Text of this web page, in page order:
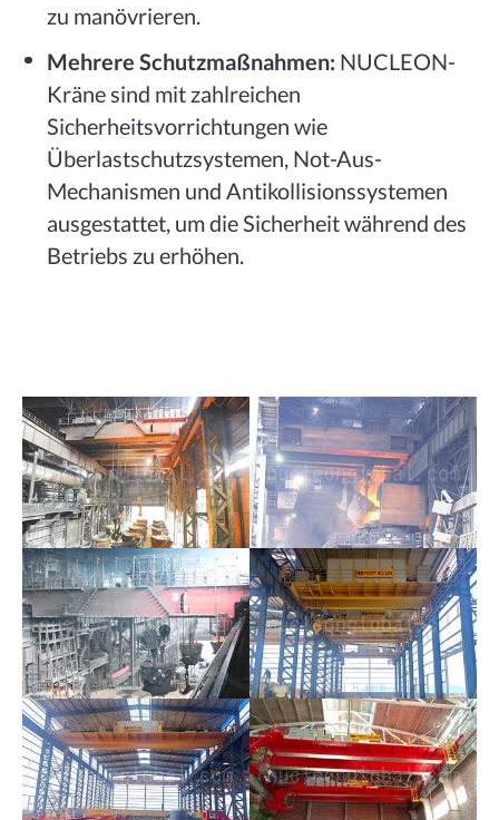
zu manövrieren.
Mehrere Schutzmaßnahmen: NUCLEON-
Kräne sind mit zahlreichen
Sicherheitsvorrichtungen wie
Überlastschutzsystemen, Not-Aus-
Mechanismen und Antikollisionssystemen
ausgestattet, um die Sicherheit während des
Betriebs zu erhöhen.